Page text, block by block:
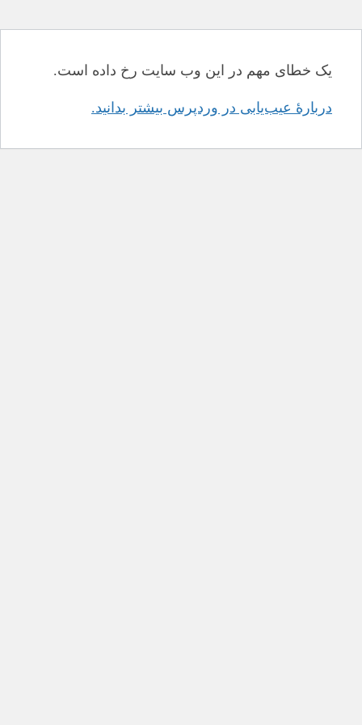
یک خطای مهم در این وب سایت رخ داده است.
دربارهٔ عیب‌یابی در وردپرس بیشتر بدانید.